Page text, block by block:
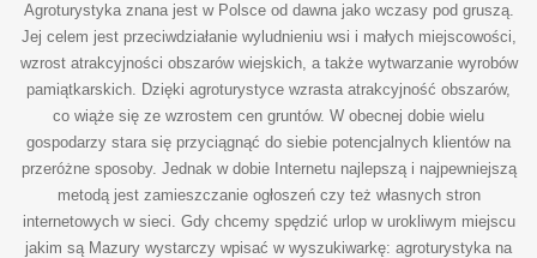
Agroturystyka znana jest w Polsce od dawna jako wczasy pod gruszą.
Jej celem jest przeciwdziałanie wyludnieniu wsi i małych miejscowości,
wzrost atrakcyjności obszarów wiejskich, a także wytwarzanie wyrobów
pamiątkarskich. Dzięki agroturystyce wzrasta atrakcyjność obszarów,
co wiąże się ze wzrostem cen gruntów. W obecnej dobie wielu
gospodarzy stara się przyciągnąć do siebie potencjalnych klientów na
przeróżne sposoby. Jednak w dobie Internetu najlepszą i najpewniejszą
metodą jest zamieszczanie ogłoszeń czy też własnych stron
internetowych w sieci. Gdy chcemy spędzić urlop w urokliwym miejscu
jakim są Mazury wystarczy wpisać w wyszukiwarkę: agroturystyka na